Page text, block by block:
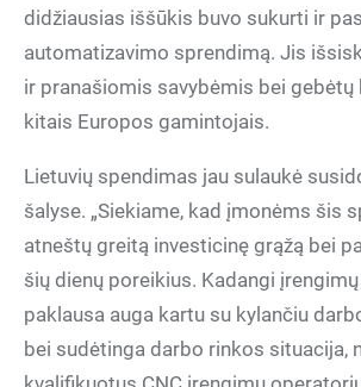
didžiausias iššūkis buvo sukurti ir
automatizavimo sprendimą. Jis
ir pranašiomis savybėmis bei
kitais Europos gamintojais.
Lietuvių spendimas jau sulaukė
šalyse. „Siekiame, kad įmonėms šis
atneštų greitą investicinę grąžą bei
šių dienų poreikius. Kadangi
paklausa auga kartu su kylančiu
bei sudėtinga darbo rinkos situacija,